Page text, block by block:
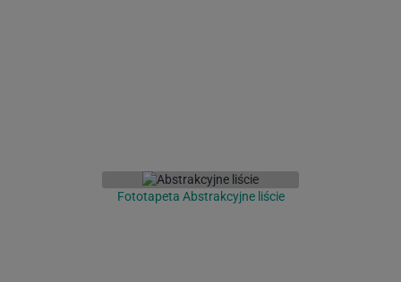
Fototapeta Abstrakcyjne liście